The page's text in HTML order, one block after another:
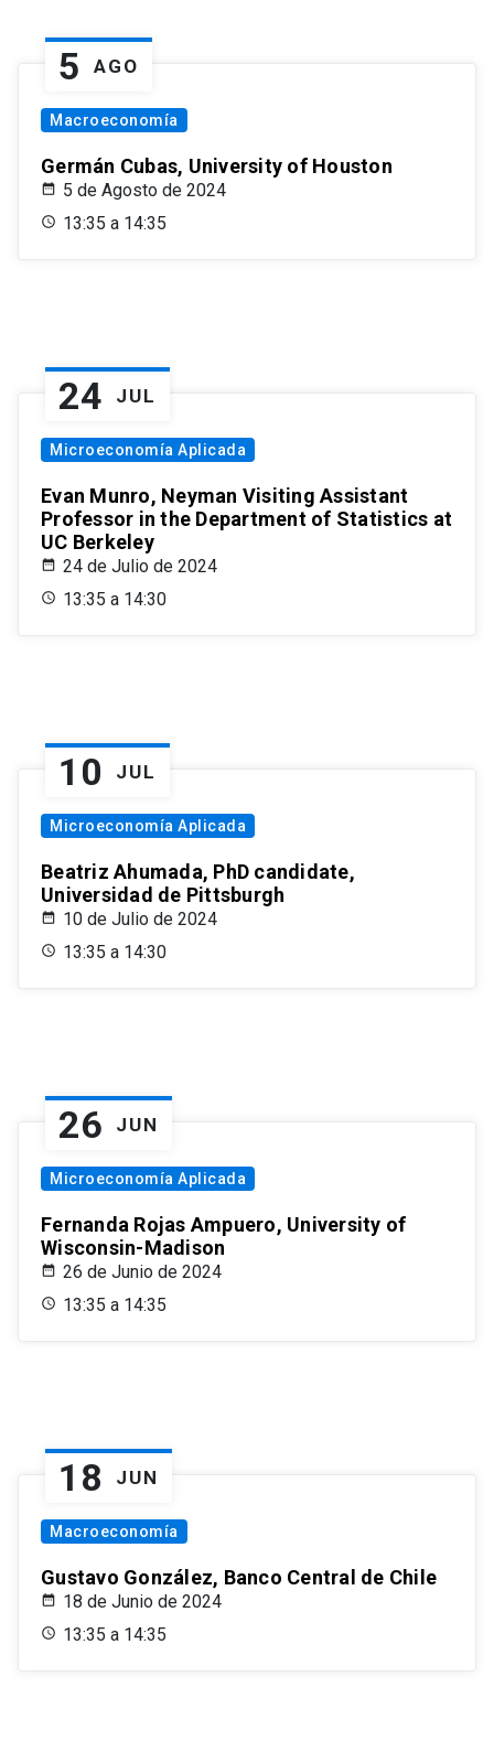
5 AGO
Macroeconomía
Germán Cubas, University of Houston
5 de Agosto de 2024
13:35 a 14:35
24 JUL
Microeconomía Aplicada
Evan Munro, Neyman Visiting Assistant
Professor in the Department of Statistics at
UC Berkeley
24 de Julio de 2024
13:35 a 14:30
10 JUL
Microeconomía Aplicada
Beatriz Ahumada, PhD candidate,
Universidad de Pittsburgh
10 de Julio de 2024
13:35 a 14:30
26 JUN
Microeconomía Aplicada
Fernanda Rojas Ampuero, University of
Wisconsin-Madison
26 de Junio de 2024
13:35 a 14:35
18 JUN
Macroeconomía
Gustavo González, Banco Central de Chile
18 de Junio de 2024
13:35 a 14:35